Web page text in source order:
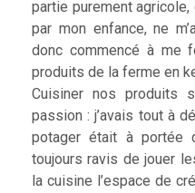
partie purement
par mon enfance, ne
donc commencé à me
produits de la ferme en
Cuisiner nos produits
passion : j’avais tout à
potager était à portée
toujours ravis de jouer
la cuisine l’espace de